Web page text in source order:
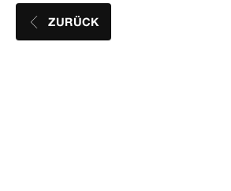
ZURÜCK